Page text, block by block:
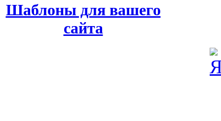
Шаблоны для вашего
сайта